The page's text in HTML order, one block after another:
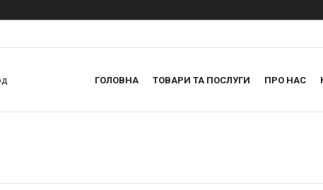
ГОЛОВНА ТОВАРИ ТА ПОСЛУГИ ПРО НАС